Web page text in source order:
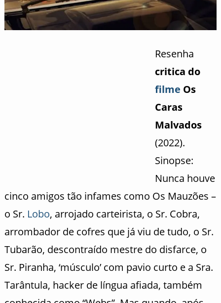
Resenha
critica do
filme Os
Caras
Malvados
(2022).
Sinopse:
Nunca houve
cinco amigos tão infames como Os Mauzões –
o Sr. Lobo, arrojado carteirista, o Sr. Cobra,
arrombador de cofres que já viu de tudo, o Sr.
Tubarão, descontraído mestre do disfarce, o
Sr. Piranha, ‘músculo’ com pavio curto e a Sra.
Tarântula, hacker de língua afiada, também